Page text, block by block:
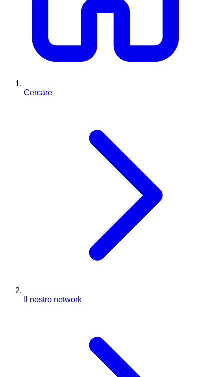
Cercare
Il nostro network